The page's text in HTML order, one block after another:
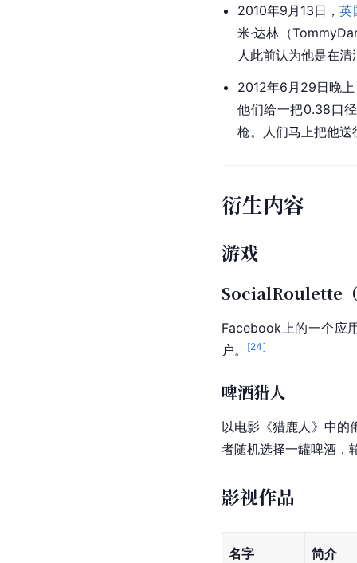
2010年9月13日，英
米·达林（Tommy
人此前认为他是在
2012年6月29日晚
他们给一把0.38口径
枪。人们马上把他
衍生内容
游戏
SocialRoulette
Facebook上的一个应
户。
[24]
啤酒猎人
以电影《猎鹿人 》中的
者随机选择一罐啤酒，
影视作品
名字 简介